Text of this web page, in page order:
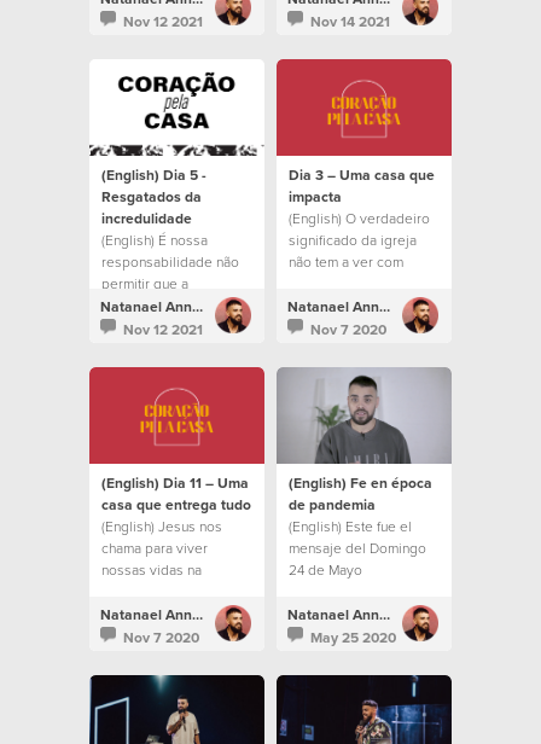
saquen de todo lo que
Nov 12 2021
daquilo que Ele está
Nov 14 2021
(English) Dia 5 -
Resgatados da
incredulidade
(English) É nossa
responsabilidade não
permitir que a
familiaridade e a
incredulidade nos
Deus tem para nós.
Natanael Annacondia
Nov 12 2021
Dia 3 – Uma casa que
impacta
(English) O verdadeiro
significado da igreja
não tem a ver com
Natanael Annacondia
Nov 7 2020
(English) Dia 11 – Uma
casa que entrega tudo
(English) Jesus nos
chama para viver
nossas vidas na
Natanael Annacondia
Nov 7 2020
(English) Fe en época
de pandemia
(English) Este fue el
mensaje del Domingo
24 de Mayo
Natanael Annacondia
May 25 2020